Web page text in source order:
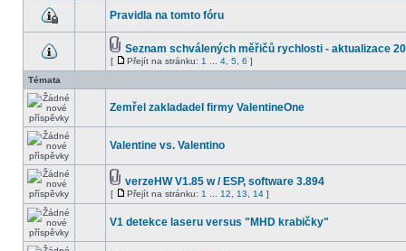
Pravidla na tomto fóru
Seznam schválených měřičů rychlosti - aktualizace
[ Přejít na stránku: 1 4 5 6 ]
Témata
Zemřel zakladadel firmy ValentineOne
Valentine vs. Valentino
verzeHW V1.85 w / ESP, software 3.894
[ Přejít na stránku: 1 12 13 14 ]
V1 detekce laseru versus "MHD krabičky"